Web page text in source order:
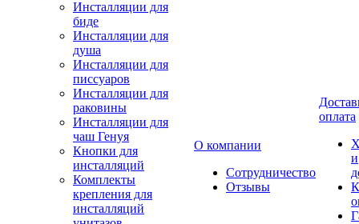
Инсталляции для
биде
Инсталляции для
душа
Инсталляции для
писсуаров
Инсталляции для
раковины
Инсталляции для
чаш Генуя
Кнопки для
инсталляций
Комплекты
крепления для
инсталляций
О компании
Сотрудничество
Отзывы
оплата
и